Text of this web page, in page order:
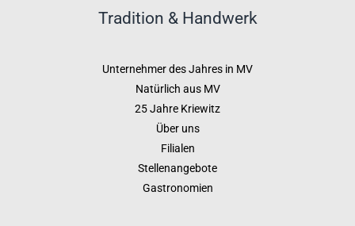
Tradition & Handwerk
Unternehmer des Jahres in MV
Natürlich aus MV
25 Jahre Kriewitz
Über uns
Filialen
Stellenangebote
Gastronomien